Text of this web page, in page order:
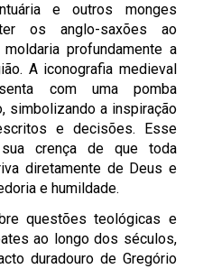
e outros monges
os anglo-saxões ao
profundamente a
A iconografia medieval
com uma pomba
simbolizando a inspiração
e decisões. Esse
crença de que toda
diretamente de Deus e
e humildade.
questões teológicas e
ao longo dos séculos,
duradouro de Gregório